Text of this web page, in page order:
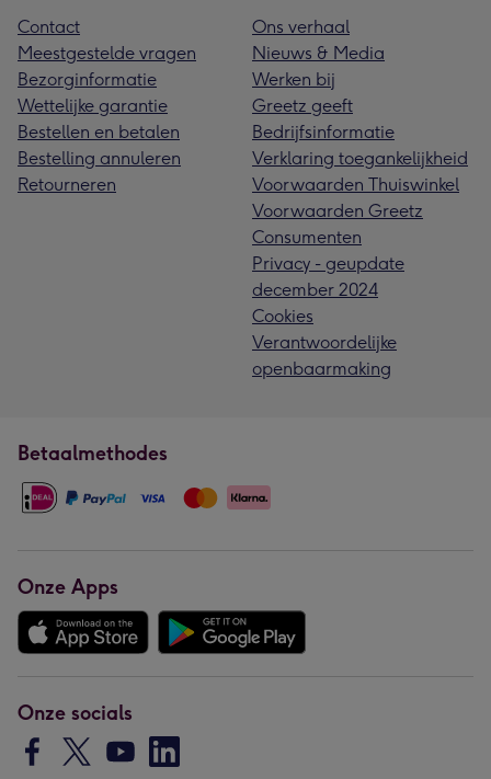
Contact
Meestgestelde vragen
Bezorginformatie
Wettelijke garantie
Bestellen en betalen
Bestelling annuleren
Retourneren
Ons verhaal
Nieuws & Media
Werken bij
Greetz geeft
Bedrijfsinformatie
Verklaring toegankelijkheid
Voorwaarden Thuiswinkel
Voorwaarden Greetz
Consumenten
Privacy - geupdate
december 2024
Cookies
Verantwoordelijke
openbaarmaking
Betaalmethodes
Onze Apps
Onze socials